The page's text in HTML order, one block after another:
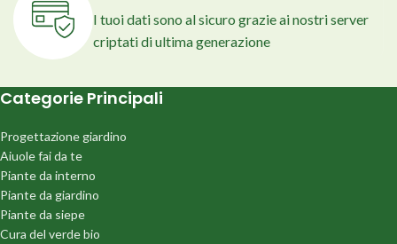
I tuoi dati sono al sicuro grazie ai nostri server
criptati di ultima generazione
Categorie Principali
Progettazione giardino
Aiuole fai da te
Piante da interno
Piante da giardino
Piante da siepe
Cura del verde bio